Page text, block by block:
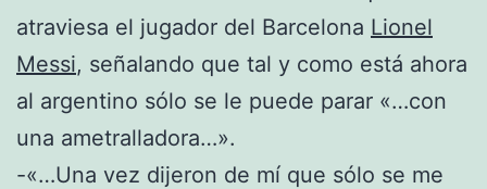
atraviesa el jugador del Barcelona Lionel
Messi, señalando que tal y como está ahora
al argentino sólo se le puede parar «…con
una ametralladora…».
-«…Una vez dijeron de mí que sólo se me